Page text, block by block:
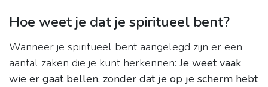
Hoe weet je dat je spiritueel bent?
Wanneer je spiritueel bent aangelegd zijn er een
aantal zaken die je kunt herkennen:Je weet vaak
wie er gaat bellen, zonder dat je op je scherm hebt